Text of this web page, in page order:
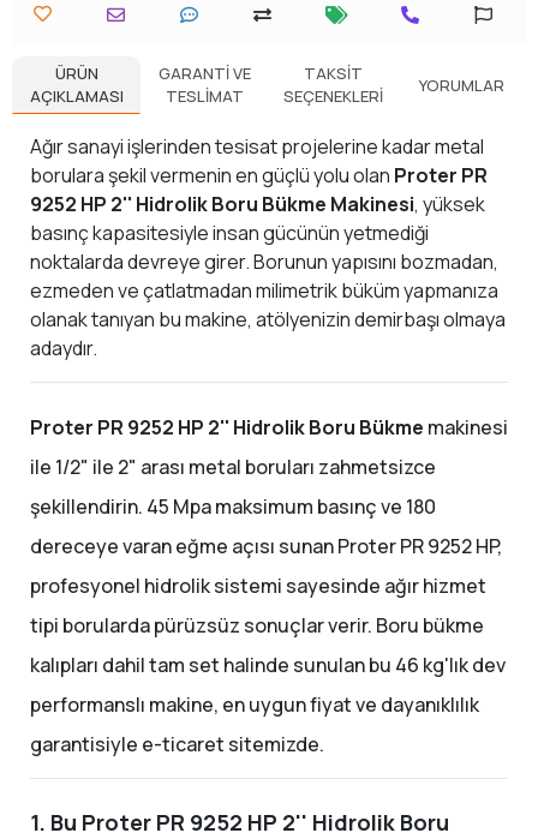
ÜRÜN
AÇIKLAMASI
GARANTI VE
TESLIMAT
TAKSIT
SEÇENEKLERI
YORUMLAR
Ağır sanayi işlerinden tesisat projelerine kadar metal
borulara şekil vermenin en güçlü yolu olan Proter PR
9252 HP 2'' Hidrolik Boru Bükme Makinesi, yüksek
basınç kapasitesiyle insan gücünün yetmediği
noktalarda devreye girer. Borunun yapısını bozmadan,
ezmeden ve çatlatmadan milimetrik büküm yapmanıza
olanak tanıyan bu makine, atölyenizin demirbaşı olmaya
adaydır.
Proter PR 9252 HP 2'' Hidrolik Boru Bükme makinesi
ile 1/2" ile 2" arası metal boruları zahmetsizce
şekillendirin. 45 Mpa maksimum basınç ve 180
dereceye varan eğme açısı sunan Proter PR 9252 HP,
profesyonel hidrolik sistemi sayesinde ağır hizmet
tipi borularda pürüzsüz sonuçlar verir. Boru bükme
kalıpları dahil tam set halinde sunulan bu 46 kg'lık dev
performanslı makine, en uygun fiyat ve dayanıklılık
garantisiyle e-ticaret sitemizde.
1. Bu Proter PR 9252 HP 2'' Hidrolik Boru